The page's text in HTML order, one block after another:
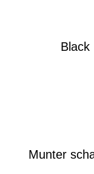
Black
Munter